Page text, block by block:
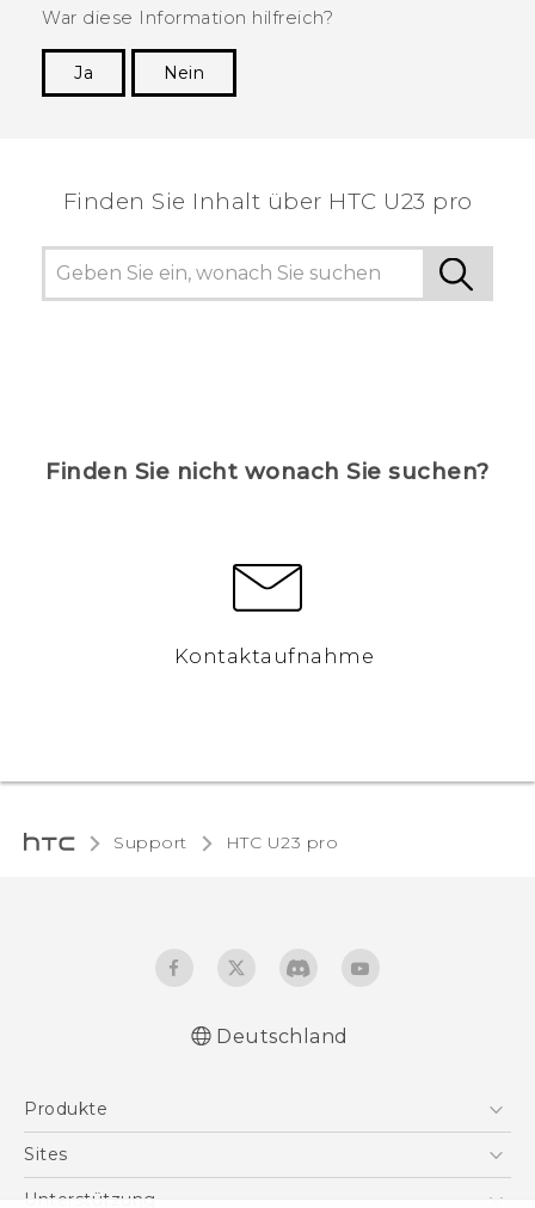
War diese Information hilfreich?
Ja
Nein
Finden Sie Inhalt über‎ HTC U23 pro
Finden Sie nicht wonach Sie suchen?
Kontaktaufnahme
Support HTC U23 pro‎
Bestimmungen
Deutschland
Produkte
Smartphones
Sites
HTC Dev
Unterstützung